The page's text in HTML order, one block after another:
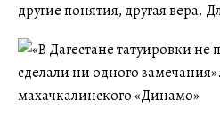
другие понятия, другая вера.